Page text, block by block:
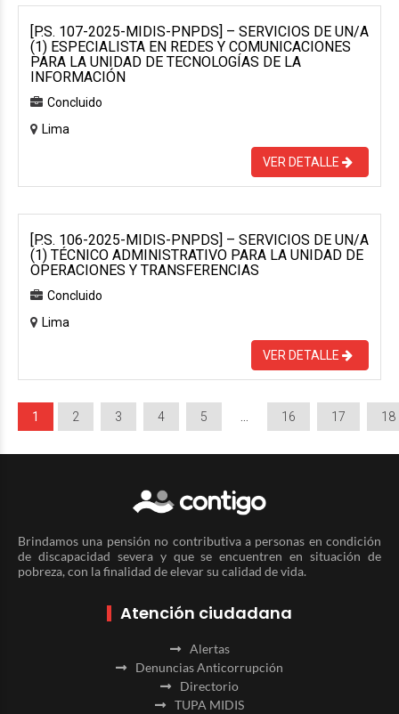
[P.S. 107-2025-MIDIS-PNPDS] – SERVICIOS DE UN/A
(1) ESPECIALISTA EN REDES Y COMUNICACIONES
PARA LA UNIDAD DE TECNOLOGÍAS DE LA
INFORMACIÓN
Concluido
Lima
VER DETALLE
[P.S. 106-2025-MIDIS-PNPDS] – SERVICIOS DE UN/A
(1) TÉCNICO ADMINISTRATIVO PARA LA UNIDAD DE
OPERACIONES Y TRANSFERENCIAS
Concluido
Lima
VER DETALLE
1 2 3 4 5 16 17 18
Brindamos una pensión no contributiva a personas en condición
de discapacidad severa y que se encuentren en situación de
pobreza, con la finalidad de elevar su calidad de vida.
Atención ciudadana
Alertas
Denuncias Anticorrupción
Directorio
TUPA MIDIS